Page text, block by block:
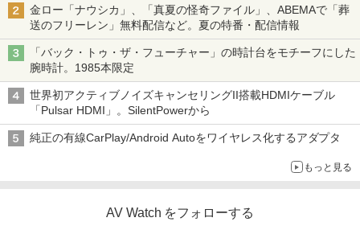
金ロー「ナウシカ」、「真夏の怪奇ファイル」、ABEMAで「葬
送のフリーレン」無料配信など。夏の特番・配信情報
「バック・トゥ・ザ・フューチャー」の時計台をモチーフにした
腕時計。1985本限定
世界初アクティブノイズキャンセリングII搭載HDMIケーブル
「Pulsar HDMI」。SilentPowerから
純正の有線CarPlay/Android Autoをワイヤレス化するアダプタ
もっと見る
AV Watch をフォローする